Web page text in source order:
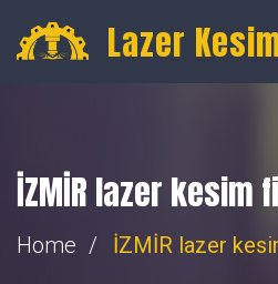
info@fibercnclazer.com
Lazer
İZMİR lazer kesim
Home İZMİR lazer